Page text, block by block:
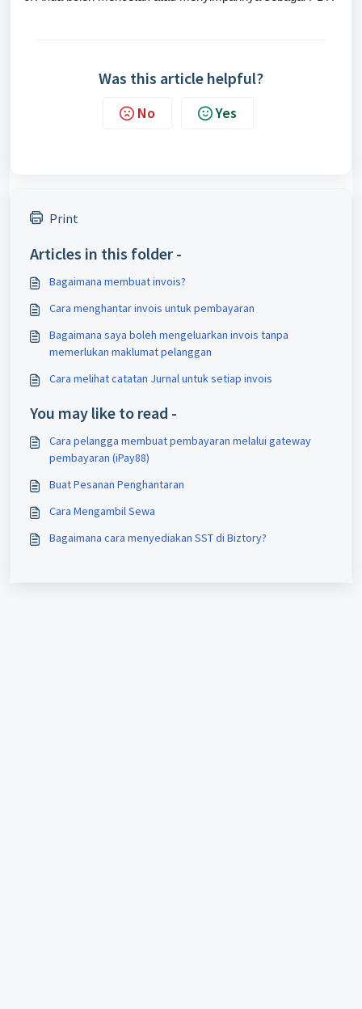
Was this article helpful?
No Yes
Print
Articles in this folder -
Bagaimana membuat invois?
Cara menghantar invois untuk pembayaran
Bagaimana saya boleh mengeluarkan invois tanpa
memerlukan maklumat pelanggan
Cara melihat catatan Jurnal untuk setiap invois
You may like to read -
Cara pelangga membuat pembayaran melalui gateway
pembayaran (iPay88)
Buat Pesanan Penghantaran
Cara Mengambil Sewa
Bagaimana cara menyediakan SST di Biztory?